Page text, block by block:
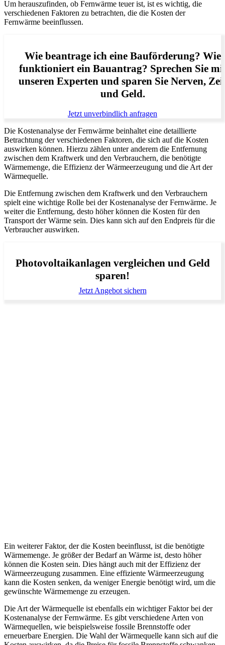
Um herauszufinden, ob Fernwärme teuer ist, ist es wichtig, die
verschiedenen Faktoren zu betrachten, die die Kosten der
Fernwärme beeinflussen.
Wie beantrage ich eine Bauförderung? Wie
funktioniert ein Bauantrag? Sprechen Sie
unseren Experten und sparen Sie Nerven,
und Geld.
Jetzt unverbindlich anfragen
Die Kostenanalyse der Fernwärme beinhaltet eine detaillierte
Betrachtung der verschiedenen Faktoren, die sich auf die Kosten
auswirken können. Hierzu zählen unter anderem die Entfernung
zwischen dem Kraftwerk und den Verbrauchern, die benötigte
Wärmemenge, die Effizienz der Wärmeerzeugung und die Art der
Wärmequelle.
Die Entfernung zwischen dem Kraftwerk und den Verbrauchern
spielt eine wichtige Rolle bei der Kostenanalyse der Fernwärme. Je
weiter die Entfernung, desto höher können die Kosten für den
Transport der Wärme sein. Dies kann sich auf den Endpreis für die
Verbraucher auswirken.
Photovoltaikanlagen vergleichen und Geld
sparen!
Jetzt Angebot sichern
Ein weiterer Faktor, der die Kosten beeinflusst, ist die benötigte
Wärmemenge. Je größer der Bedarf an Wärme ist, desto höher
können die Kosten sein. Dies hängt auch mit der Effizienz der
Wärmeerzeugung zusammen. Eine effiziente Wärmeerzeugung
kann die Kosten senken, da weniger Energie benötigt wird, um die
gewünschte Wärmemenge zu erzeugen.
Die Art der Wärmequelle ist ebenfalls ein wichtiger Faktor bei der
Kostenanalyse der Fernwärme. Es gibt verschiedene Arten von
Wärmequellen, wie beispielsweise fossile Brennstoffe oder
erneuerbare Energien. Die Wahl der Wärmequelle kann sich auf die